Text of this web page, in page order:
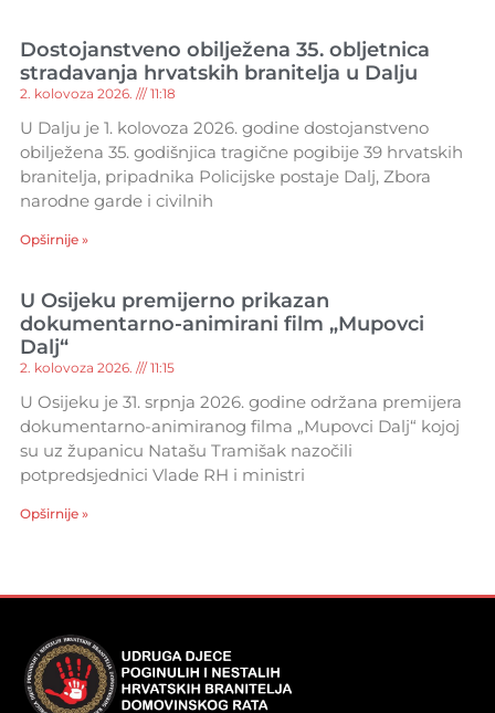
Dostojanstveno obilježena 35. obljetnica
stradavanja hrvatskih branitelja u Dalju
2. kolovoza 2026. 11:18
U Dalju je 1. kolovoza 2026. godine dostojanstveno
obilježena 35. godišnjica tragične pogibije 39 hrvatskih
branitelja, pripadnika Policijske postaje Dalj, Zbora
narodne garde i civilnih
Opširnije »
U Osijeku premijerno prikazan
dokumentarno-animirani film „Mupovci
Dalj“
2. kolovoza 2026. 11:15
U Osijeku je 31. srpnja 2026. godine održana premijera
dokumentarno-animiranog filma „Mupovci Dalj“ kojoj
su uz županicu Natašu Tramišak nazočili
potpredsjednici Vlade RH i ministri
Opširnije »